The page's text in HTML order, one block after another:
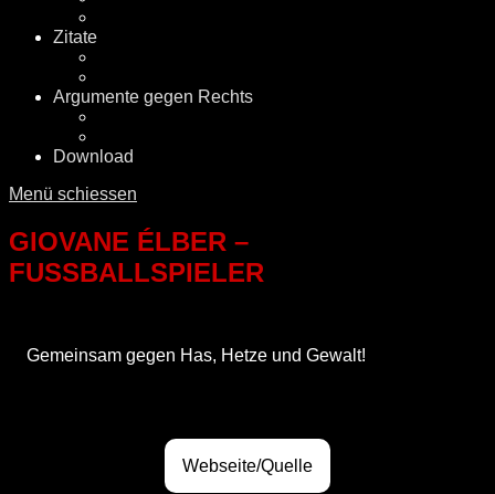
Zitate
Argumente gegen Rechts
Download
Menü schiessen
GIOVANE ÉLBER –
FUSSBALLSPIELER
Gemeinsam gegen Has, Hetze und Gewalt!
Webseite/Quelle